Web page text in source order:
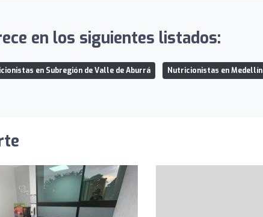
en los siguientes listados:
en Subregión de Valle de Aburrá Nutricionistas en Medellín